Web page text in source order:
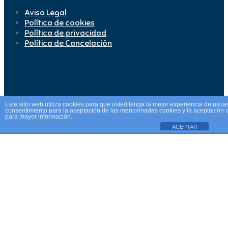
Aviso Legal
Política de cookies
Política de privacidad
Política de Cancelación
Este sitio web utiliza cookies para que usted tenga la mejor experiencia de
consentimiento para la aceptación de las mencionadas cookies y la aceptación
para mayor información.
ACEPTAR